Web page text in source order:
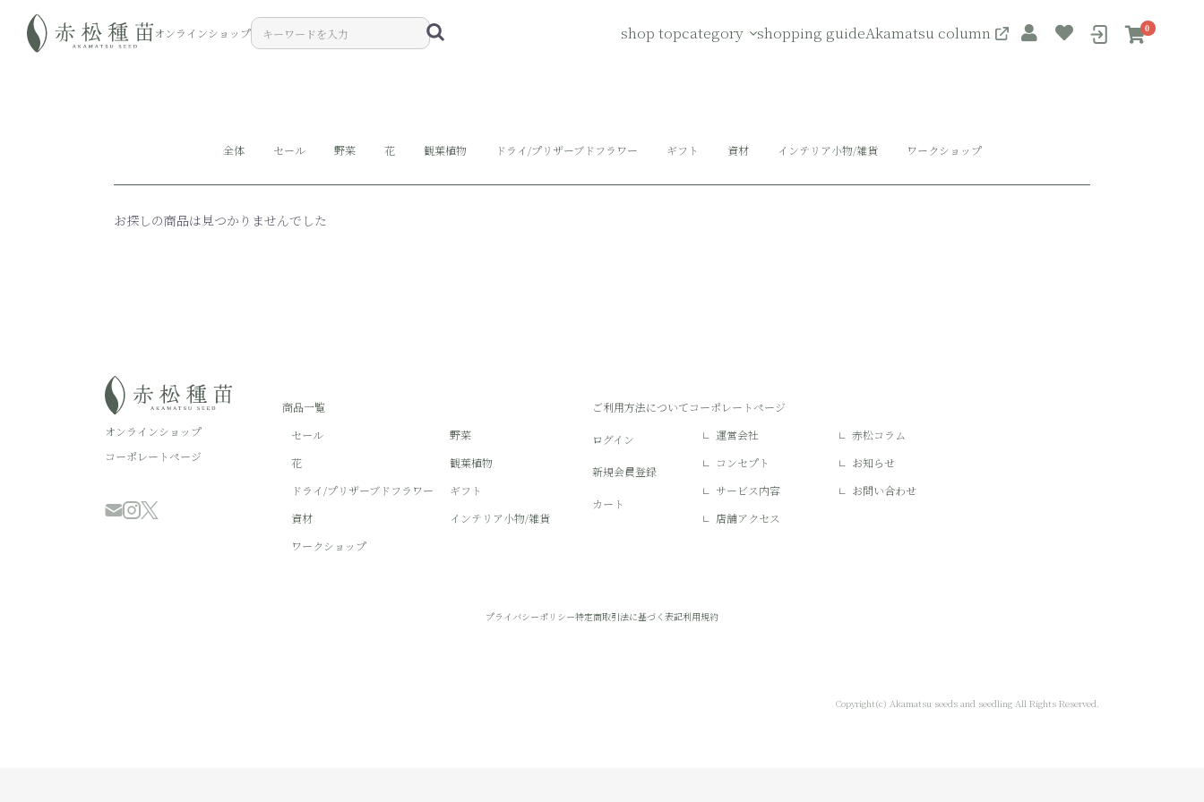
オンラインショップ shop topcategory shopping guideAkamatsu column 0
全体 セール 野菜 花 観葉植物 ドライ/プリザーブドフラワー ギフト 資材 インテリア小物/雑貨 ワークショップ
お探しの商品は見つかりませんでした
オンラインショップ
コーポレートページ
商品一覧
セール
野菜
花
観葉植物
ドライ/プリザーブドフラワー
ギフト
資材
インテリア小物/雑貨
ワークショップ
ご利用方法について
ログイン
新規会員登録
カート
コーポレートページ
運営会社
赤松コラム
コンセプト
お知らせ
サービス内容
お問い合わせ
店舗アクセス
プライバシーポリシー特定商取引法に基づく表記利用規約
Copyright(c) Akamatsu seeds and seedling All Rights Reserved.